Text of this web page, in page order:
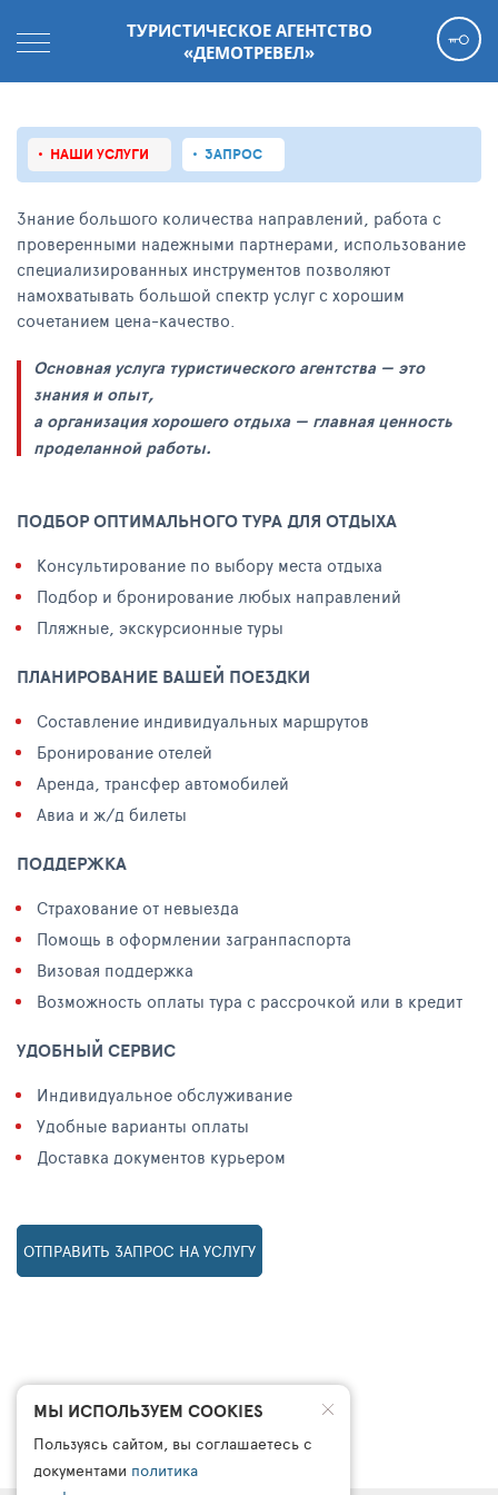
ТУРИСТИЧЕСКОЕ АГЕНТСТВО
«ДЕМОТРЕВЕЛ»
НАШИ УСЛУГИ ЗАПРОС
Знание большого количества направлений, работа с
проверенными надежными партнерами, использование
специализированных инструментов позволяют
намохватывать большой спектр услуг с хорошим
сочетанием цена-качество.
Основная услуга туристического агентства — это
знания и опыт,
а организация хорошего отдыха — главная ценность
проделанной работы.
ПОДБОР ОПТИМАЛЬНОГО ТУРА ДЛЯ ОТДЫХА
Консультирование по выбору места отдыха
Подбор и бронирование любых направлений
Пляжные, экскурсионные туры
ПЛАНИРОВАНИЕ ВАШЕЙ ПОЕЗДКИ
Составление индивидуальных маршрутов
Бронирование отелей
Аренда, трансфер автомобилей
Авиа и ж/д билеты
ПОДДЕРЖКА
Страхование от невыезда
Помощь в оформлении загранпаспорта
Визовая поддержка
Возможность оплаты тура с рассрочкой или в кредит
УДОБНЫЙ СЕРВИС
Индивидуальное обслуживание
Удобные варианты оплаты
Доставка документов курьером
ОТПРАВИТЬ ЗАПРОС НА УСЛУГУ
МЫ ИСПОЛЬЗУЕМ COOKIES
Пользуясь сайтом, вы соглашаетесь с
документами политика